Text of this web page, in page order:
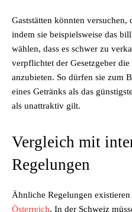
Gaststätten könnten versuchen,
indem sie beispielsweise das
wählen, dass es schwer zu
verpflichtet der Gesetzgeber
anzubieten. So dürfen sie zum
eines Getränks als das
als unattraktiv gilt.
Vergleich mit
Regelungen
Ähnliche Regelungen
Österreich. In der Schweiz